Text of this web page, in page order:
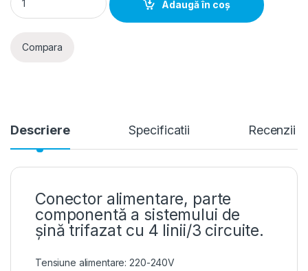
Adaugă în coș
Compara
Descriere Specificatii Recenzii
Conector alimentare, parte
componentă a sistemului de
șină trifazat cu 4 linii/3 circuite.
Tensiune alimentare: 220-240V